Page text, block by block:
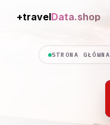
+travelConnection
STRONA GŁÓWNA